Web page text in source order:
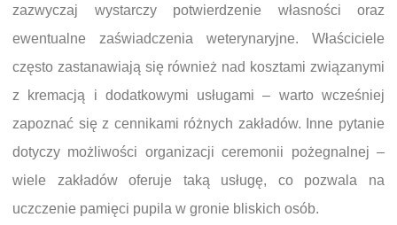
zazwyczaj wystarczy potwierdzenie własności oraz
ewentualne zaświadczenia weterynaryjne. Właściciele
często zastanawiają się również nad kosztami związanymi
z kremacją i dodatkowymi usługami – warto wcześniej
zapoznać się z cennikami różnych zakładów. Inne pytanie
dotyczy możliwości organizacji ceremonii pożegnalnej –
wiele zakładów oferuje taką usługę, co pozwala na
uczczenie pamięci pupila w gronie bliskich osób.